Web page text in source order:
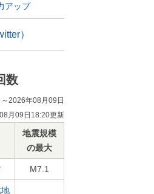
アップ
）
数
2026年08月09日
月09日18:20更新
地震規模
の最大
M7.1